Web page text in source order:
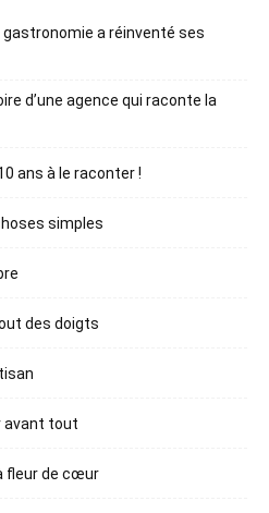
gastronomie a réinventé ses
d’une agence qui raconte la
ans à le raconter !
simples
des doigts
avant tout
fleur de cœur